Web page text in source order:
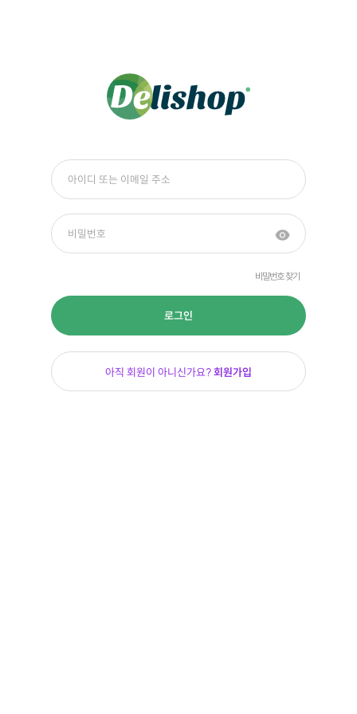
비밀번호 찾기
로그인
아직 회원이 아니신가요?회원가입